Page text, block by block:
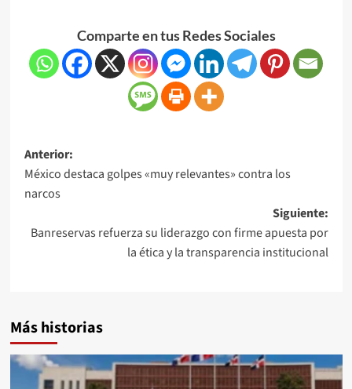
Comparte en tus Redes Sociales
Anterior:
México destaca golpes «muy relevantes» contra los
narcos
Siguiente:
Banreservas refuerza su liderazgo con firme apuesta por
la ética y la transparencia institucional
Más historias